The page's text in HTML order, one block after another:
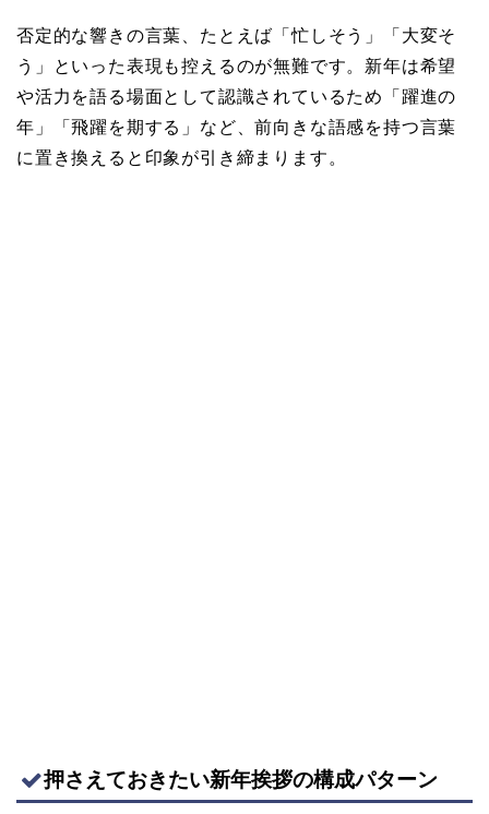
否定的な響きの言葉、たとえば「忙しそう」「大変そ
う」といった表現も控えるのが無難です。新年は希望
や活力を語る場面として認識されているため「躍進の
年」「飛躍を期する」など、前向きな語感を持つ言葉
に置き換えると印象が引き締まります。
押さえておきたい新年挨拶の構成パターン